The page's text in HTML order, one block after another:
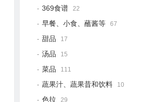
369食谱 22
早餐、小食、蘸酱等 67
甜品 17
汤品 15
菜品 111
蔬果汁、蔬果昔和饮料 10
色拉 29